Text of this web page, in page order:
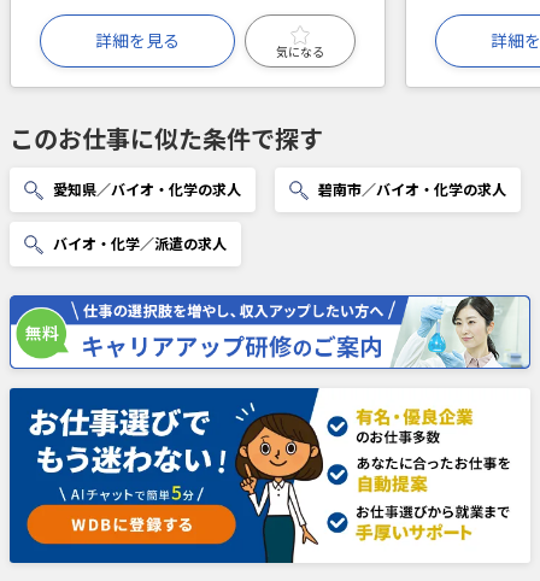
詳細を見る
気になる
詳細
このお仕事に似た条件で探す
愛知県／バイオ・化学の求人 碧南市／バイオ・化学の求人
バイオ・化学／派遣の求人